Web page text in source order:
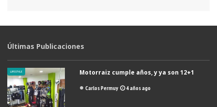
Últimas Publicaciones
LIFESTYLE Motorraiz cumple años, y ya son 12+1
Carlos Permuy 4 años ago